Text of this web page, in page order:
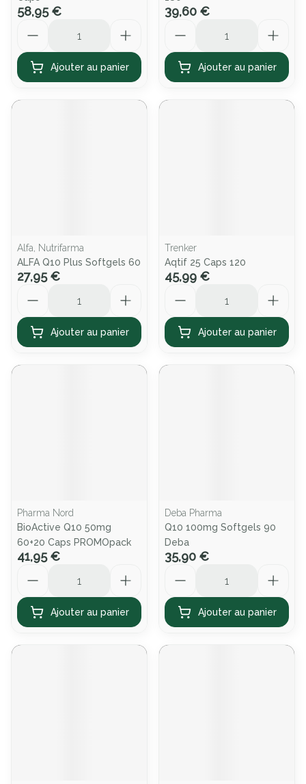
58,95 €
Ajouter au panier
39,60 €
Ajouter au panier
Alfa, Nutrifarma
ALFA Q10 Plus Softgels 60
27,95 €
Ajouter au panier
Trenker
Aqtif 25 Caps 120
45,99 €
Ajouter au panier
Pharma Nord
BioActive Q10 50mg
60+20 Caps PROMOpack
41,95 €
Ajouter au panier
Deba Pharma
Q10 100mg Softgels 90
Deba
35,90 €
Ajouter au panier